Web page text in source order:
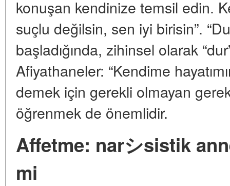
konuşan kendinize temsil edin.
suçlu değilsin, sen iyi birisin”.
başladığında, zihinsel olarak
Afiyathaneler: “Kendime
demek için gerekli olmayan
öğrenmek de önemlidir.
Affetme: narシsistik
mi